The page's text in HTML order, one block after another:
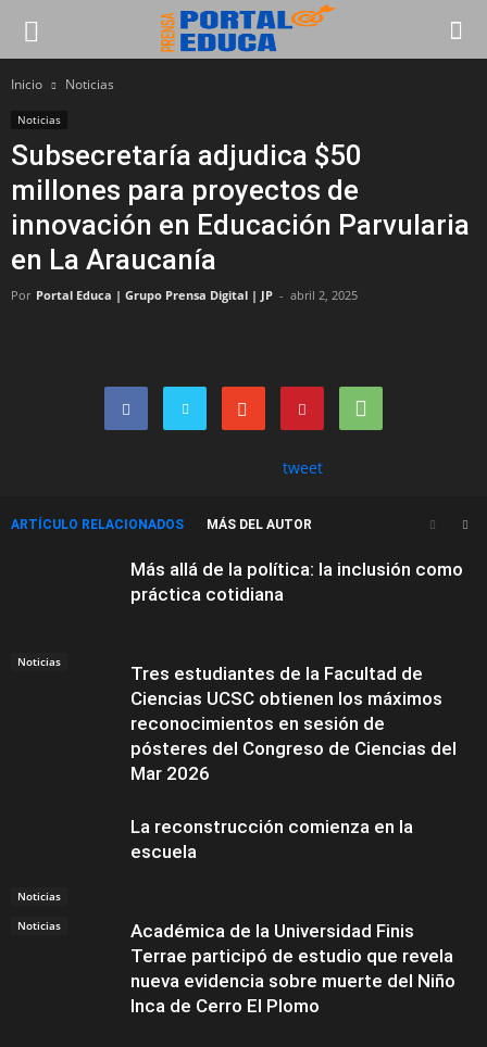
Inicio Noticias
Noticias
Subsecretaría adjudica $50
millones para proyectos de
innovación en Educación Parvularia
en La Araucanía
Por Portal Educa | Grupo Prensa Digital | JP - abril 2, 2025
tweet
ARTÍCULO RELACIONADOS MÁS DEL AUTOR
Noticias
Más allá de la política: la inclusión como
práctica cotidiana
Noticias
Tres estudiantes de la Facultad de
Ciencias UCSC obtienen los máximos
reconocimientos en sesión de
pósteres del Congreso de Ciencias del
Mar 2026
Noticias
La reconstrucción comienza en la
escuela
Académica de la Universidad Finis
Terrae participó de estudio que revela
nueva evidencia sobre muerte del Niño
Inca de Cerro El Plomo